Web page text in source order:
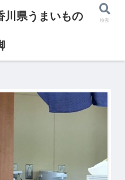
川県うまいもの 検索